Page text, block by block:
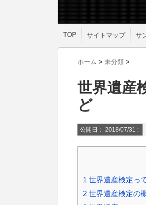
TOP サイトマップ サ
ホーム > 未分類 >
世界遺産
ど
公開日： 2018/07/31 :
1 世界遺産検定っ
2 世界遺産検定の